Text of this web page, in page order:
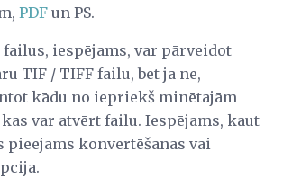
PDF un PS.
failus, iespējams, var pārveidot
TIF / TIFF failu, bet ja ne,
kādu no iepriekš minētajām
var atvērt failu. Iespējams, kaut
pieejams konvertēšanas vai